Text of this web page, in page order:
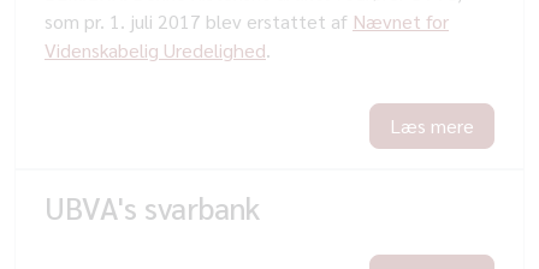
som pr. 1. juli 2017 blev erstattet af Nævnet for
Videnskabelig Uredelighed.
Læs mere
UBVA's svarbank